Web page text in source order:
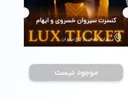
بلیط
کنسرت سیروان خسروی و ایهام
تهران، فضای باز کاخ نیاوران
موجود نیست